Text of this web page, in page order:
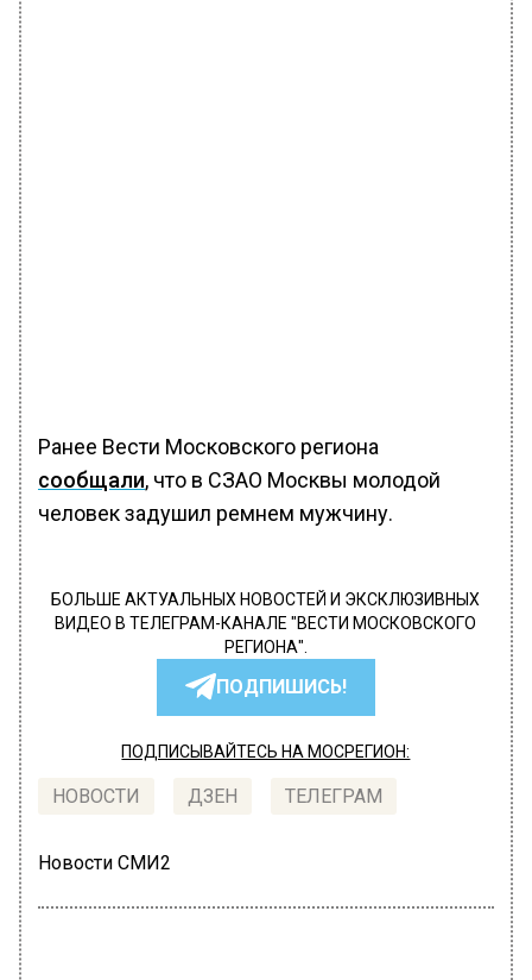
Ранее Вести Московского региона
сообщали, что в СЗАО Москвы молодой
человек задушил ремнем мужчину.
БОЛЬШЕ АКТУАЛЬНЫХ НОВОСТЕЙ И ЭКСКЛЮЗИВНЫХ
ВИДЕО В ТЕЛЕГРАМ-КАНАЛЕ "ВЕСТИ МОСКОВСКОГО
РЕГИОНА".
ПОДПИШИСЬ!
ПОДПИСЫВАЙТЕСЬ НА МОСРЕГИОН:
НОВОСТИ ДЗЕН ТЕЛЕГРАМ
Новости СМИ2